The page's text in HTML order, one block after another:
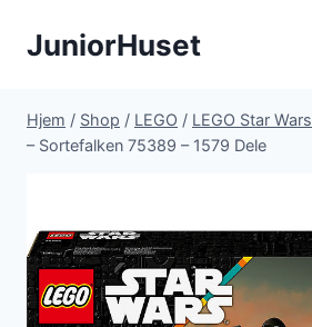
JuniorHuset
Hjem / Shop / LEGO / LEGO Star Wars
– Sortefalken 75389 – 1579 Dele